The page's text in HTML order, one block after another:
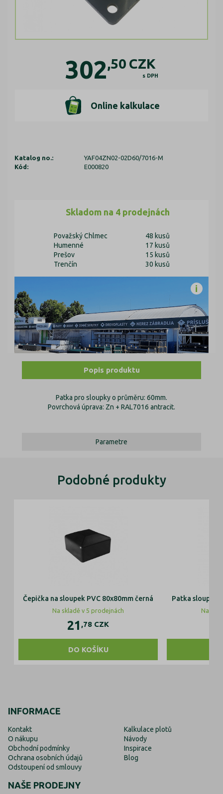
302,50 CZK
s DPH
Online kalkulace
Katalog no.:
YAF04ZN02-02D60/7016-M
Kód:
E000820
Skladom na 4 prodejnách
Považský Chlmec
48 kusů
Humenné
17 kusů
Prešov
15 kusů
Trenčín
30 kusů
Popis produktu
Patka pro sloupky o průměru: 60mm.
Povrchová úprava: Zn + RAL7016 antracit.
Parametre
Podobné produkty
Čepička na sloupek PVC 80x80mm černá
Na skladě v 5 prodejnách
21,78 CZK
DO KOŠÍKU
Patka sloupku
Na
INFORMACE
Kontakt
O nákupu
Obchodní podmínky
Ochrana osobních údajů
Odstoupení od smlouvy
Kalkulace plotů
Návody
Inspirace
Blog
NAŠE PRODEJNY